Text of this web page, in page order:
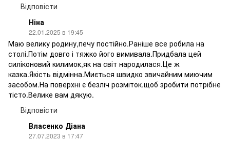
Відповісти
Ніна
22.01.2025 в 19:45
Маю велику родину,печу постійно.Раніше все робила на
столі.Потім довго і тяжко його вимивала.Придбала цей
силіконовий килимок,як на світ народилася.Це ж
казка.Якість відмінна.Миється швидко звичайним миючим
засобом.На поверхні є безліч розміток.щоб зробити потрібне
тісто.Велике вам дякую.
Відповісти
Власенко Діана
27.07.2023 в 17:47